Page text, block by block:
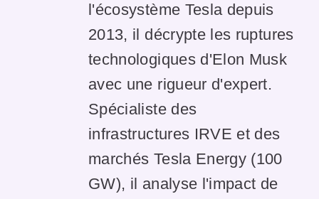
l'écosystème Tesla depuis
2013, il décrypte les ruptures
technologiques d'Elon Musk
avec une rigueur d'expert.
Spécialiste des
infrastructures IRVE et des
marchés Tesla Energy (100
GW), il analyse l'impact de